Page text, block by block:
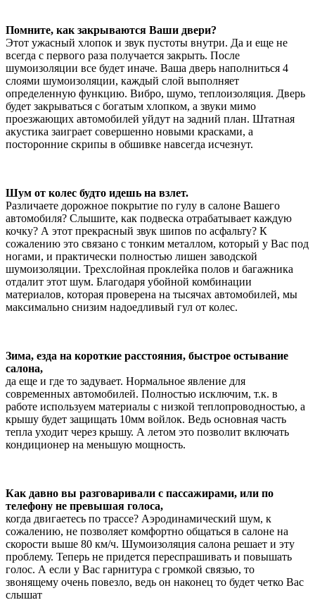
Помните, как закрываются Ваши двери?
Этот ужасный хлопок и звук пустоты внутри. Да и еще не
всегда с первого раза получается закрыть. После
шумоизоляции все будет иначе. Ваша дверь наполниться 4
слоями шумоизоляции, каждый слой выполняет
определенную функцию. Вибро, шумо, теплоизоляция. Дверь
будет закрываться с богатым хлопком, а звуки мимо
проезжающих автомобилей уйдут на задний план. Штатная
акустика заиграет совершенно новыми красками, а
посторонние скрипы в обшивке навсегда исчезнут.
Шум от колес будто идешь на взлет.
Различаете дорожное покрытие по гулу в салоне Вашего
автомобиля? Слышите, как подвеска отрабатывает каждую
кочку? А этот прекрасный звук шипов по асфальту? К
сожалению это связано с тонким металлом, который у Вас под
ногами, и практически полностью лишен заводской
шумоизоляции. Трехслойная проклейка полов и багажника
отдалит этот шум. Благодаря убойной комбинации
материалов, которая проверена на тысячах автомобилей, мы
максимально снизим надоедливый гул от колес.
Зима, езда на короткие расстояния, быстрое остывание
салона,
да еще и где то задувает. Нормальное явление для
современных автомобилей. Полностью исключим, т.к. в
работе используем материалы с низкой теплопроводностью, а
крышу будет защищать 10мм войлок. Ведь основная часть
тепла уходит через крышу. А летом это позволит включать
кондиционер на меньшую мощность.
Как давно вы разговаривали с пассажирами, или по
телефону не превышая голоса,
когда двигаетесь по трассе? Аэродинамический шум, к
сожалению, не позволяет комфортно общаться в салоне на
скорости выше 80 км/ч. Шумоизоляция салона решает и эту
проблему. Теперь не придется переспрашивать и повышать
голос. А если у Вас гарнитура с громкой связью, то
звонящему очень повезло, ведь он наконец то будет четко Вас
слышат